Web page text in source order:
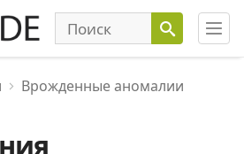
Врожденные аномалии